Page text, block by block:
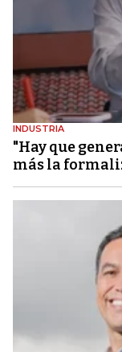
INDUSTRIA
"Hay que
más la